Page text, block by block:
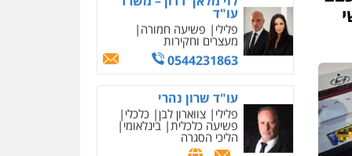
0544231863
עו"ד שרון נהרי
פלילי צווארון לבן
עו"ד מעיין שמחון
אסירים עבירות מין
שירותים מקצועיים לעורכי
דין
0544500346
טיפול ושיקום
טיפול בהתמכרויות
שירותים מקצועיים לעורכי
דין